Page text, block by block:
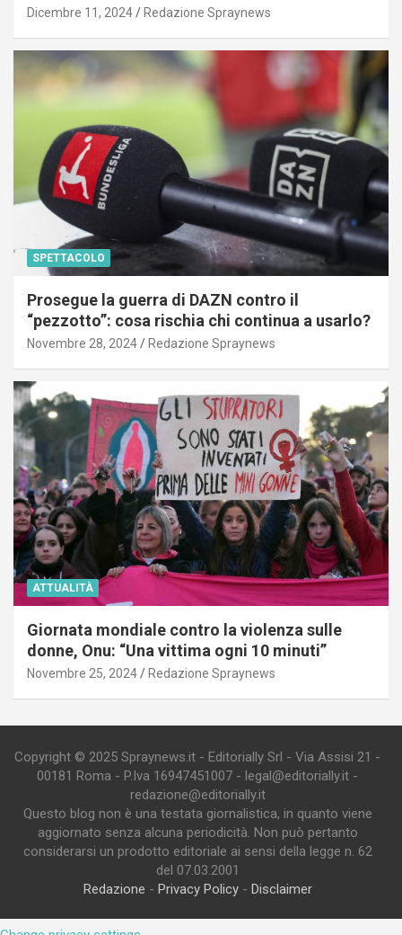
Dicembre 11, 2024 Redazione Spraynews
SPETTACOLO
Prosegue la guerra di DAZN contro il
“pezzotto”: cosa rischia chi continua a usarlo?
Novembre 28, 2024 Redazione Spraynews
ATTUALITÀ
Giornata mondiale contro la violenza sulle
donne, Onu: “Una vittima ogni 10 minuti”
Novembre 25, 2024 Redazione Spraynews
Copyright © 2025 Spraynews.it - Editorially Srl - Via Assisi 21 -
00181 Roma - P.Iva 16947451007 - legal@editorially.it -
redazione@editorially.it
Questo blog non è una testata giornalistica, in quanto viene
aggiornato senza alcuna periodicità. Non può pertanto
considerarsi un prodotto editoriale ai sensi della legge n. 62
del 07.03.2001
Redazione - Privacy Policy- Disclaimer